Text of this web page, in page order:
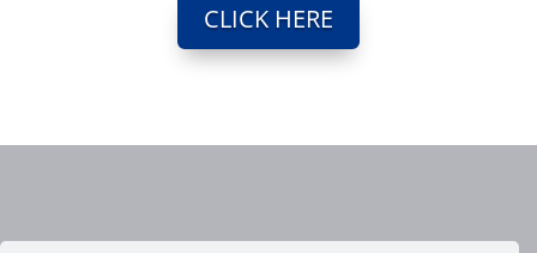
CLICK HERE